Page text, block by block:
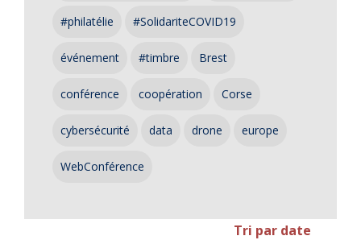
#philatélie #SolidariteCOVID19
événement #timbre Brest
conférence coopération Corse
cybersécurité data drone europe
WebConférence
Tri par date